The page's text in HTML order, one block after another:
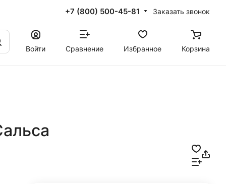
+7 (800) 500-45-81 Заказать звонок
Войти Сравнение Избранное Корзина